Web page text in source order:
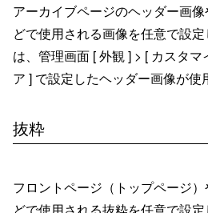
アーカイブページのヘッダー画
どで使用される画像を任意で設
は、管理画面 [ 外観 ] > [ カスタマ
ア ] で設定したヘッダー画像が使
抜粋
フロントページ（トップページ
どで使用される抜粋を任意で設定